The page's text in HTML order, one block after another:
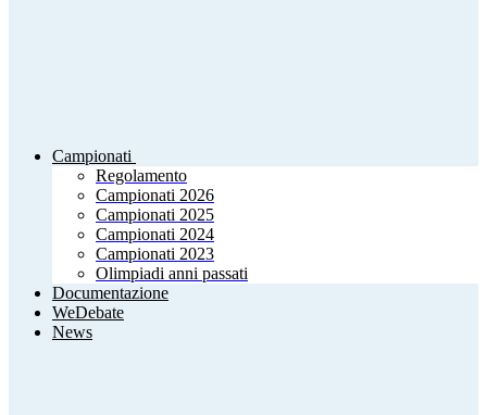
Campionati
Regolamento
Campionati 2026
Campionati 2025
Campionati 2024
Campionati 2023
Olimpiadi anni passati
Documentazione
WeDebate
News